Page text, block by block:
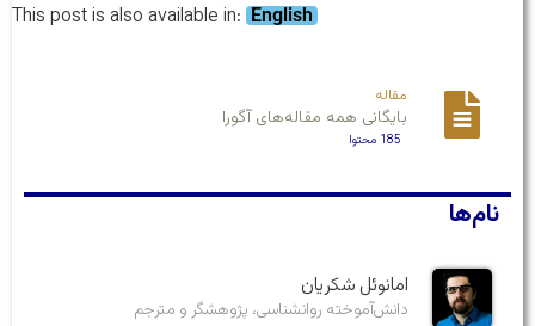
This post is also available in: English
مقاله
بایگانی همه مقاله‌های آگورا
185 محتوا
نام‌ها
امانوئل شکریان
دانش‌آموخته روانشناسی، پژوهشگر و مترجم